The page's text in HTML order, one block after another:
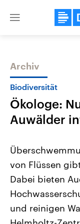
Close
Themen
Landtagswahl
2026
Alle Informationen
Sachsen-Anhalt
September 2026
Landtag. Seit 2021
Bundesland von
Archiv
Biodiversität
Ökologe:
Auwälder
von Flüssen
Dabei bieten
und reinigen